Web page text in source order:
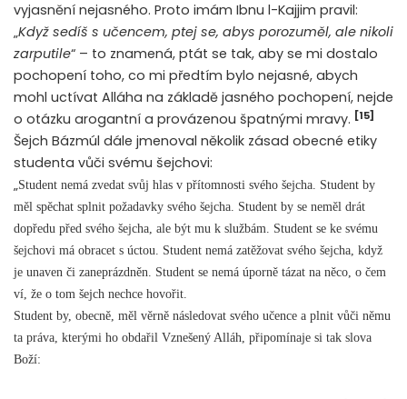
vyjasnění nejasného. Proto imám Ibnu l-Kajjim pravil:
„Když sedíš s učencem, ptej se, abys porozuměl, ale nikoli
zarputile“ – to znamená, ptát se tak, aby se mi dostalo
pochopení toho, co mi předtím bylo nejasné, abych
mohl uctívat Alláha na základě jasného pochopení, nejde
o otázku arogantní a provázenou špatnými mravy. [15]
Šejch Bázmúl dále jmenoval několik zásad obecné etiky
studenta vůči svému šejchovi:
„Student nemá zvedat svůj hlas v přítomnosti svého šejcha. Student by
měl spěchat splnit požadavky svého šejcha. Student by se neměl drát
dopředu před svého šejcha, ale být mu k službám. Student se ke svému
šejchovi má obracet s úctou. Student nemá zatěžovat svého šejcha, když
je unaven či zaneprázdněn. Student se nemá úporně tázat na něco, o čem
ví, že o tom šejch nechce hovořit.
Student by, obecně, měl věrně následovat svého učence a plnit vůči němu
ta práva, kterými ho obdařil Vznešený Alláh, připomínaje si tak slova
Boží: